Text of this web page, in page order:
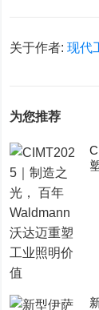
关于作者:现代
为您推荐